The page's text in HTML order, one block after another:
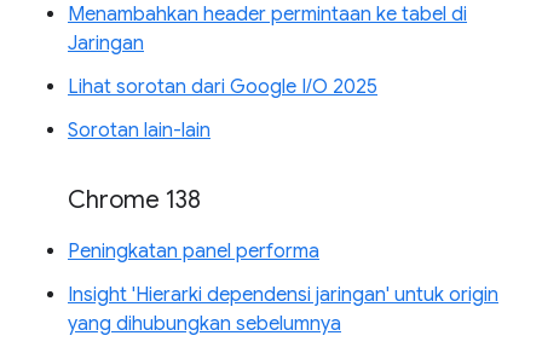
Menambahkan header permintaan ke tabel di
Jaringan
Lihat sorotan dari Google I/O 2025
Sorotan lain-lain
Chrome 138
Peningkatan panel performa
Insight 'Hierarki dependensi jaringan' untuk origin
yang dihubungkan sebelumnya